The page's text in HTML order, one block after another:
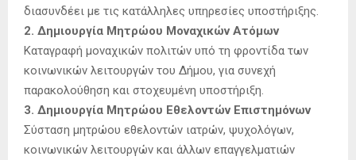
διασυνδέει με τις κατάλληλες υπηρεσίες υποστήριξης.
2. Δημιουργία Μητρώου Μοναχικών Ατόμων
Καταγραφή μοναχικών πολιτών υπό τη φροντίδα των
κοινωνικών λειτουργών του Δήμου, για συνεχή
παρακολούθηση και στοχευμένη υποστήριξη.
3. Δημιουργία Μητρώου Εθελοντών Επιστημόνων
Σύσταση μητρώου εθελοντών ιατρών, ψυχολόγων,
κοινωνικών λειτουργών και άλλων επαγγελματιών